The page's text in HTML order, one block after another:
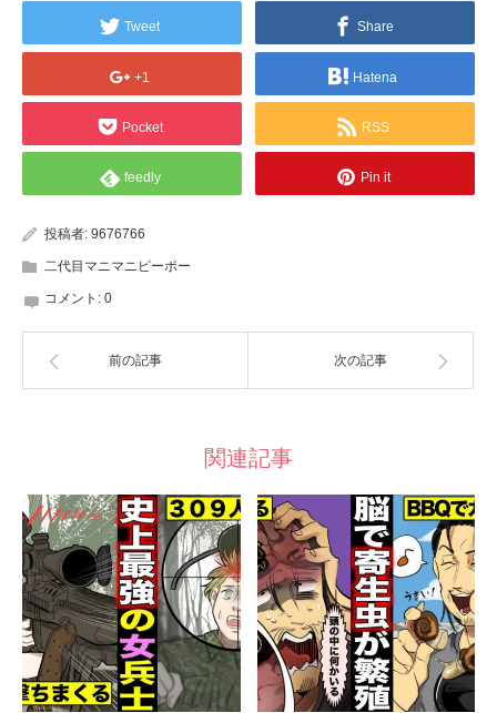
Tweet Share
+1 Hatena
Pocket RSS
feedly Pin it
投稿者: 9676766
二代目マニマニピーポー
コメント: 0
前の記事 次の記事
関連記事